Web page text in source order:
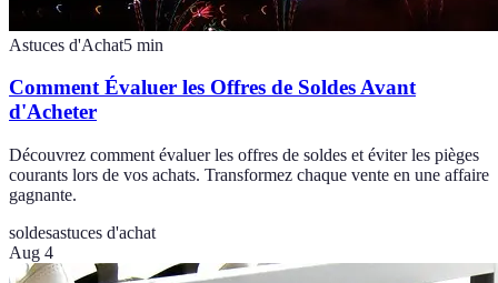
Astuces d'Achat5 min
Comment Évaluer les Offres de Soldes Avant
d'Acheter
Découvrez comment évaluer les offres de soldes et éviter les pièges
courants lors de vos achats. Transformez chaque vente en une affaire
gagnante.
soldesastuces d'achat
Aug 4